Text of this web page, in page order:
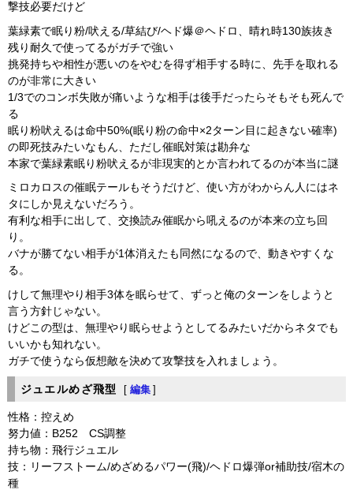
撃技必要だけど
葉緑素で眠り粉/吠える/草結び/ヘド爆＠ヘドロ、晴れ時130族抜き
残り耐久で使ってるがガチで強い
挑発持ちや相性が悪いのをやむを得ず相手する時に、先手を取れる
のが非常に大きい
1/3でのコンボ失敗が痛いような相手は後手だったらそもそも死んで
る
眠り粉吠えるは命中50%(眠り粉の命中×2ターン目に起きない確率)
の即死技みたいなもん、ただし催眠対策は勘弁な
本家で葉緑素眠り粉吠えるが非現実的とか言われてるのが本当に謎
ミロカロスの催眠テールもそうだけど、使い方がわからん人にはネ
タにしか見えないだろう。
有利な相手に出して、交換読み催眠から吼えるのが本来の立ち回
り。
バナが勝てない相手が1体消えたも同然になるので、動きやすくな
る。
けして無理やり相手3体を眠らせて、ずっと俺のターンをしようと
言う方針じゃない。
けどこの型は、無理やり眠らせようとしてるみたいだからネタでも
いいかも知れない。
ガチで使うなら仮想敵を決めて攻撃技を入れましょう。
ジュエルめざ飛型 [ 編集 ]
性格：控えめ
努力値：B252 CS調整
持ち物：飛行ジュエル
技：リーフストーム/めざめるパワー(飛)/ヘドロ爆弾or補助技/宿木の
種